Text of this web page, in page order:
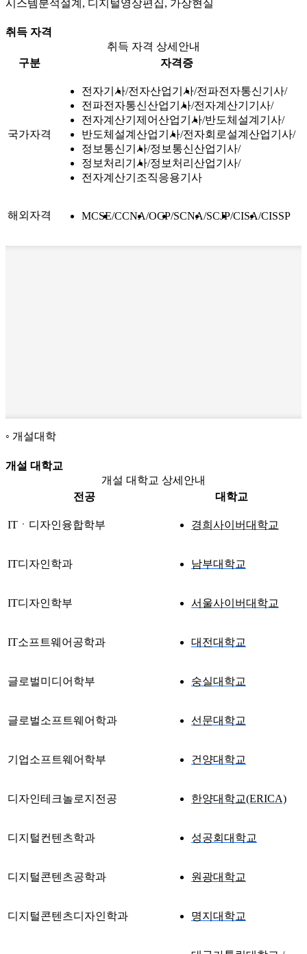
시스템분석설계, 디지털영상편집, 가상현실
취득 자격
취득 자격 상세안내
구분
자격증
국가자격
전자기사 전자산업기사 전파전자통신기사
전파전자통신산업기사 전자계산기기사
전자계산기제어산업기사 반도체설계기사
반도체설계산업기사 전자회로설계산업기사
정보통신기사 정보통신산업기사
정보처리기사 정보처리산업기사
전자계산기조직응용기사
해외자격 MCSE CCNA OCP SCNA SCJP CISA CISSP
개설대학
개설 대학교
개설 대학교 상세안내
전공
대학교
ITㆍ디자인융합학부 경희사이버대학교
IT디자인학과 남부대학교
IT디자인학부 서울사이버대학교
IT소프트웨어공학과 대전대학교
글로벌미디어학부 숭실대학교
글로벌소프트웨어학과 선문대학교
기업소프트웨어학부 건양대학교
디자인테크놀로지전공 한양대학교(ERICA)
디지털컨텐츠학과 성공회대학교
디지털콘텐츠공학과 원광대학교
디지털콘텐츠디자인학과 명지대학교